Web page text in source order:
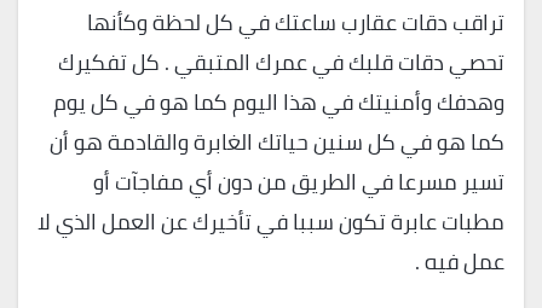
تراقب دقات عقارب ساعتك في كل لحظة وكأنها
تحصي دقات قلبك في عمرك المتبقي . كل تفكيرك
وهدفك وأمنيتك في هذا اليوم كما هو في كل يوم
كما هو في كل سنين حياتك الغابرة والقادمة هو أن
تسير مسرعا في الطريق من دون أي مفاجآت أو
مطبات عابرة تكون سببا في تأخيرك عن العمل الذي لا
عمل فيه .